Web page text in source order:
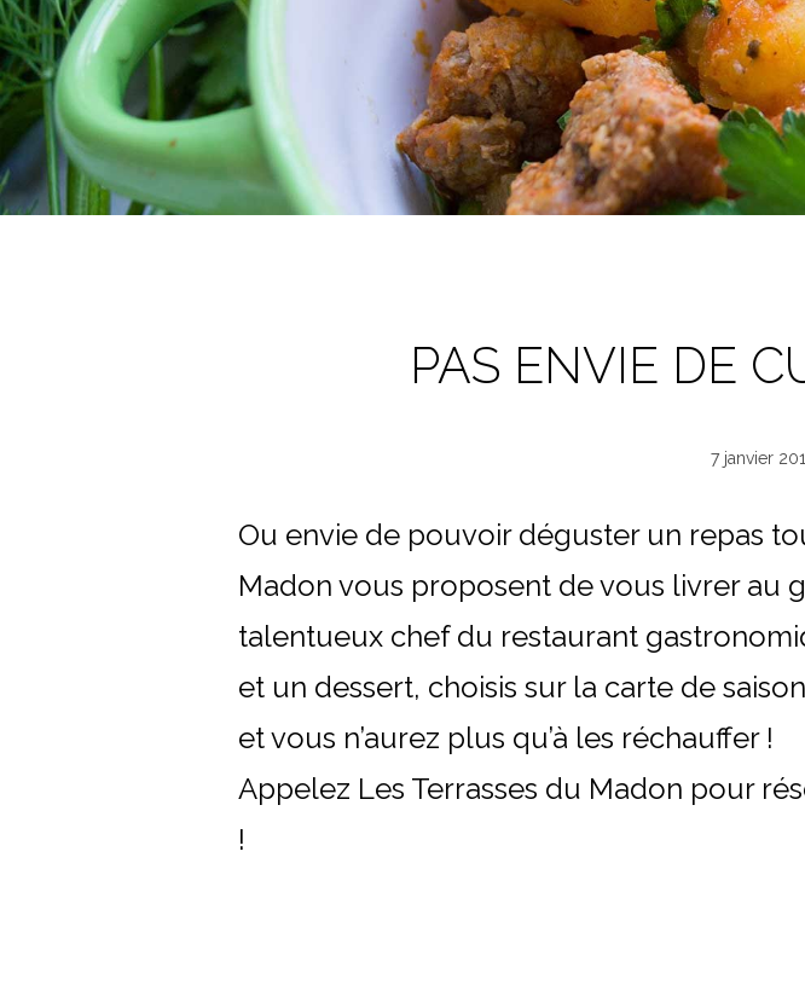
PAS ENVIE DE
7 janvier
Ou envie de pouvoir déguster un repas
Madon vous proposent de vous livrer au
talentueux chef du restaurant
et un dessert, choisis sur la carte de
et vous n’aurez plus qu’à les réchauffer !
Appelez Les Terrasses du Madon pour
!